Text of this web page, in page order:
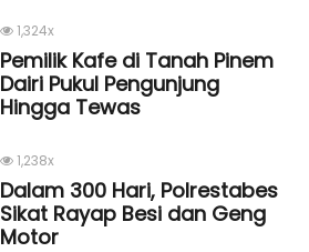
1,324x
Pemilik Kafe di Tanah Pinem
Dairi Pukul Pengunjung
Hingga Tewas
1,238x
Dalam 300 Hari, Polrestabes
Sikat Rayap Besi dan Geng
Motor